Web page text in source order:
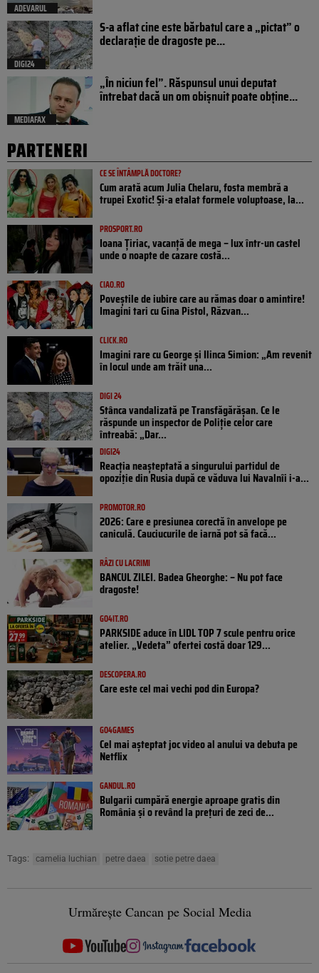
ADEVARUL
DIGI24
S-a aflat cine este bărbatul care a „pictat” o
declarație de dragoste pe...
MEDIAFAX
„În niciun fel”. Răspunsul unui deputat
întrebat dacă un om obișnuit poate obține...
PARTENERI
CE SE ÎNTÂMPLĂ DOCTORE?
Cum arată acum Julia Chelaru, fosta membră a
trupei Exotic! Și-a etalat formele voluptoase, la...
PROSPORT.RO
Ioana Țiriac, vacanță de mega – lux într-un castel
unde o noapte de cazare costă...
CIAO.RO
Poveştile de iubire care au rămas doar o amintire!
Imagini tari cu Gina Pistol, Răzvan...
CLICK.RO
Imagini rare cu George și Ilinca Simion: „Am revenit
în locul unde am trăit una...
DIGI 24
Stânca vandalizată pe Transfăgărășan. Ce le
răspunde un inspector de Poliție celor care
întreabă: „Dar...
DIGI24
Reacția neașteptată a singurului partidul de
opoziţie din Rusia după ce văduva lui Navalnîi i-a...
PROMOTOR.RO
2026: Care e presiunea corectă în anvelope pe
caniculă. Cauciucurile de iarnă pot să facă...
RÂZI CU LACRIMI
BANCUL ZILEI. Badea Gheorghe: – Nu pot face
dragoste!
GO4IT.RO
PARKSIDE aduce în LIDL TOP 7 scule pentru orice
atelier. „Vedeta” ofertei costă doar 129...
DESCOPERA.RO
Care este cel mai vechi pod din Europa?
GO4GAMES
Cel mai așteptat joc video al anului va debuta pe
Netflix
GANDUL.RO
Bulgarii cumpără energie aproape gratis din
România și o revând la prețuri de zeci de...
Tags: camelia luchian petre daea sotie petre daea
Urmărește Cancan pe Social Media